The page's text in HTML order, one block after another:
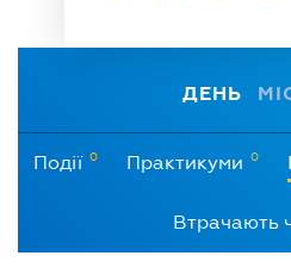
ДЕНЬ
Події 0 Практикуми 0
Втрачають